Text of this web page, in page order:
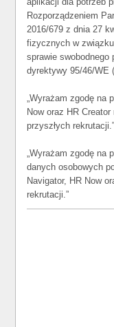
Rozporządzeniem
2016/679 z dnia 27
fizycznych w
sprawie swobodnego
dyrektywy 95/46/WE
„Wyrażam zgodę na
Now oraz HR
przyszłych rekrutacji.”
„Wyrażam zgodę na
danych osobowych
Navigator, HR Now
rekrutacji.”